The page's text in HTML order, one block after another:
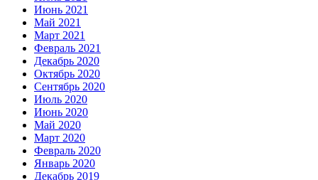
Июнь 2021
Май 2021
Март 2021
Февраль 2021
Декабрь 2020
Октябрь 2020
Сентябрь 2020
Июль 2020
Июнь 2020
Май 2020
Март 2020
Февраль 2020
Январь 2020
Декабрь 2019